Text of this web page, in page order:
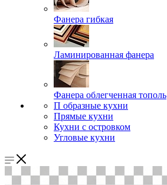
Фанера гибкая
Ламинированная фанера
Фанера облегченная тополь
П образные кухни
Прямые кухни
Кухни с островком
Угловые кухни